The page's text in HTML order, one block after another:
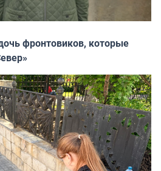
фронтовиков, которые